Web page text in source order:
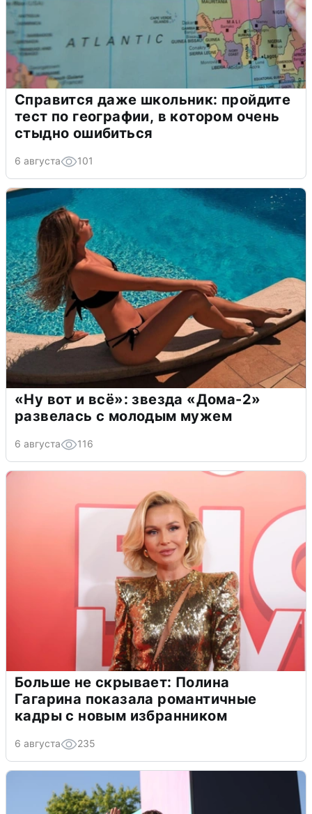
Справится даже школьник: пройдите
тест по географии, в котором очень
стыдно ошибиться
6 августа 101
«Ну вот и всё»: звезда «Дома-2»
развелась с молодым мужем
6 августа 116
Больше не скрывает: Полина
Гагарина показала романтичные
кадры с новым избранником
6 августа 235